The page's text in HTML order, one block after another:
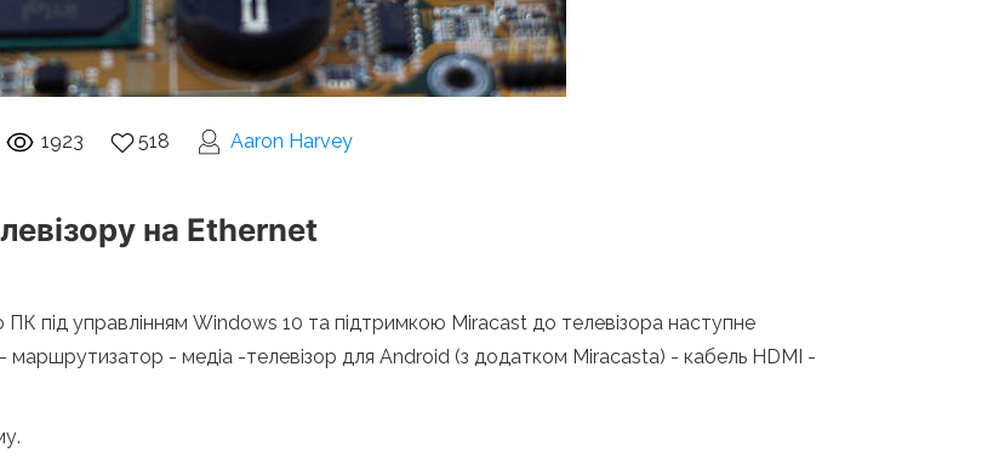
1923 518 Aaron Harvey
на Ethernet
під управлінням Windows 10 та підтримкою Miracast до телевізора наступне
- медіа -телевізор для Android (з додатком Miracasta) - кабель HDMI -